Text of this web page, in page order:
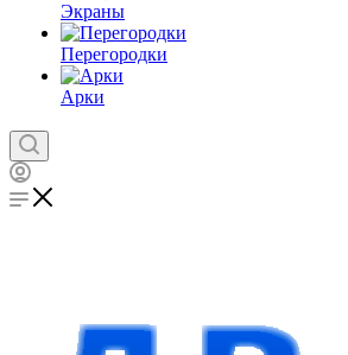
Экраны
Перегородки
Арки